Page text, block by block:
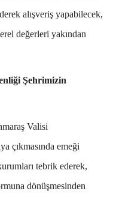
alışveriş yapabilecek,
değerleri yakından
Şehrimizin
Valisi
çıkmasında emeği
tebrik ederek,
dönüşmesinden